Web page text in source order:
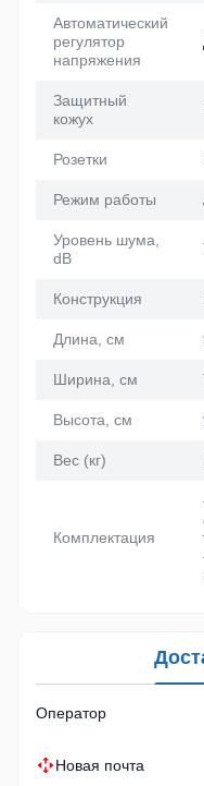
Автоматический
регулятор
напряжения
Защитный
кожух
Розетки
Режим работы
Уровень шума,
dB
Конструкция
Длина, см
Ширина, см
Высота, см
Вес (кг)
Комплектация
Оператор
Новая почта